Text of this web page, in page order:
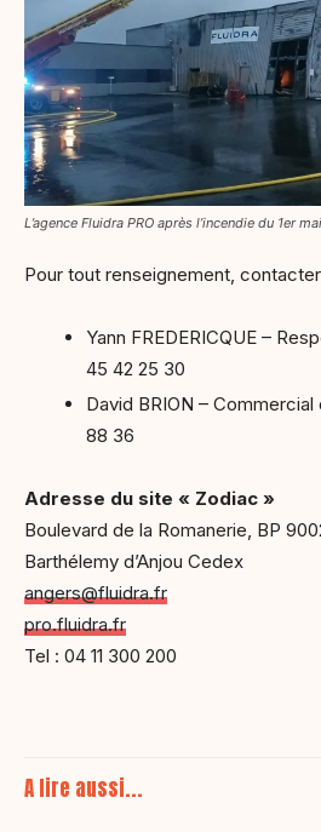
L’agence Fluidra PRO après l’incendie du 1er
Pour tout renseignement,
Yann FREDERICQUE –
45 42 25 30
David BRION –
88 36
Adresse du site « Zodiac »
Boulevard de la Romanerie, BP
Barthélemy d’Anjou Cedex
angers@fluidra.fr
pro.fluidra.fr
Tel : 04 11 300 200
A lire aussi...